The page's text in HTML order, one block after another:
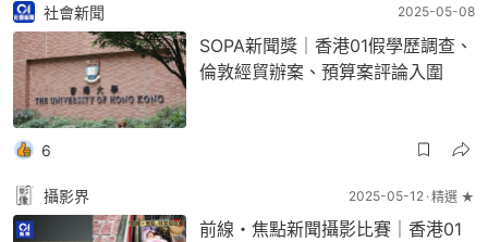
社會新聞 2025-05-08
SOPA新聞獎｜香港01假學歷調查、
倫敦經貿辦案、預算案評論入圍
6
攝影界 2025-05-12 精選 ★
前線・焦點新聞攝影比賽｜香港01